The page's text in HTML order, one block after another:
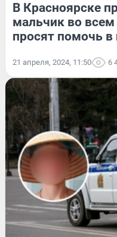
В Красноярске
мальчик во
просят помочь в
21 апреля, 2024, 11:50 6